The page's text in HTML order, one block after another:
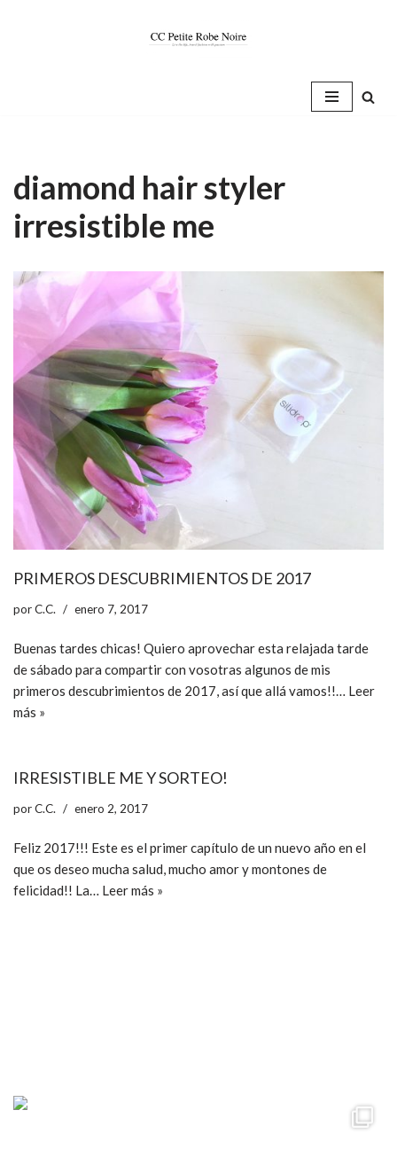
diamond hair styler
irresistible me
PRIMEROS DESCUBRIMIENTOS DE 2017
porC.C. enero 7, 2017
Buenas tardes chicas! Quiero aprovechar esta relajada tarde
de sábado para compartir con vosotras algunos de mis
primeros descubrimientos de 2017, así que allá vamos!!… Leer
más »
IRRESISTIBLE ME Y SORTEO!
porC.C. enero 2, 2017
Feliz 2017!!! Este es el primer capítulo de un nuevo año en el
que os deseo mucha salud, mucho amor y montones de
felicidad!! La… Leer más »